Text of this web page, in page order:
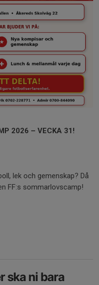
2026 – VECKA 31!
lek och gemenskap? Då
FF:s sommarlovscamp!
ska ni bara